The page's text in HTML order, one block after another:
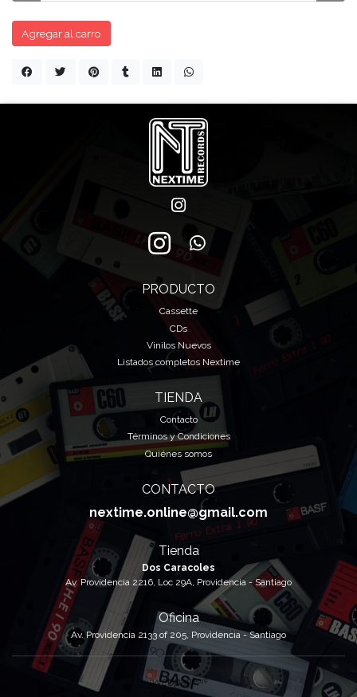
Agregar al carro
PRODUCTO
Cassette
CDs
Vinilos Nuevos
Listados completos Nextime
TIENDA
Contacto
Términos y Condiciones
Quiénes somos
CONTACTO
nextime.online@gmail.com
Tienda
Dos Caracoles
Av. Providencia 2216, Loc 29A, Providencia - Santiago
Oficina
Av. Providencia 2133 of 205, Providencia - Santiago